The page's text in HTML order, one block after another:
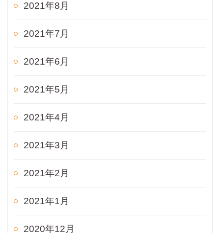
2021年8月
2021年7月
2021年6月
2021年5月
2021年4月
2021年3月
2021年2月
2021年1月
2020年12月